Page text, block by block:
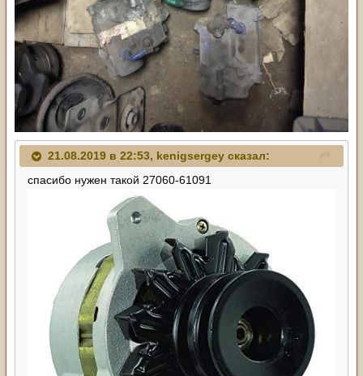
21.08.2019 в 22:53, kenigsergey сказал:
спасибо нужен такой 27060-61091